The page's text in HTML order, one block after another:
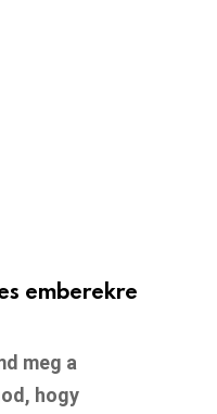
emberekre
meg a
hogy